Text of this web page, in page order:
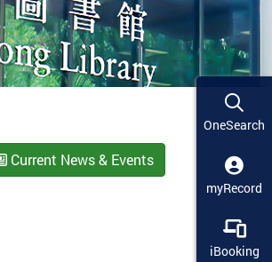
Current News & Events
OneSearch
myRecord
iBooking